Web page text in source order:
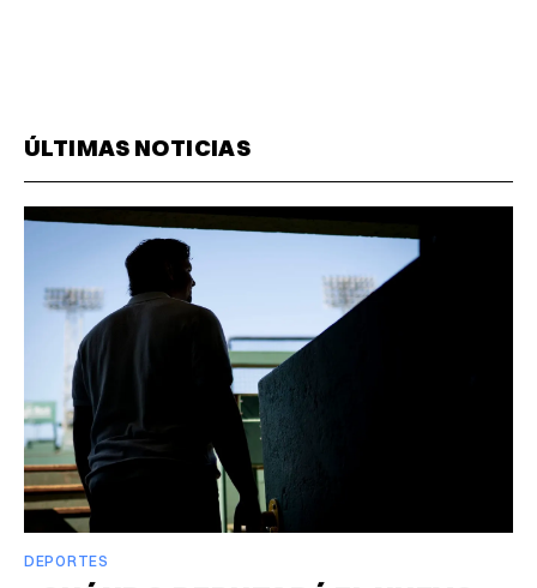
ÚLTIMAS NOTICIAS
DEPORTES